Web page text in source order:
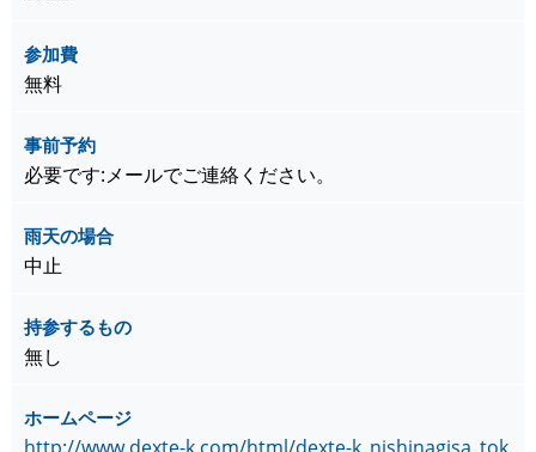
参加費
無料
事前予約
必要です:メールでご連絡ください。
雨天の場合
中止
持参するもの
無し
ホームページ